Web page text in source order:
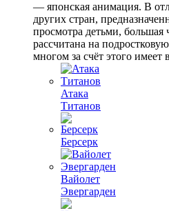
— японская анимация. В
других стран,
просмотра детьми, большая
рассчитана на
многом за счёт этого
Атака
Титанов
Берсерк
Вайолет
Эвергарден